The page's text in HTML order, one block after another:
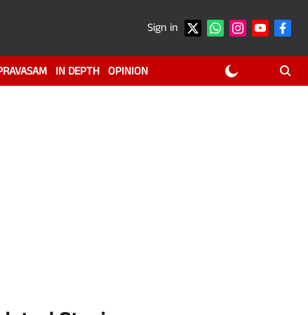
Sign in
IN DEPTH OPINION